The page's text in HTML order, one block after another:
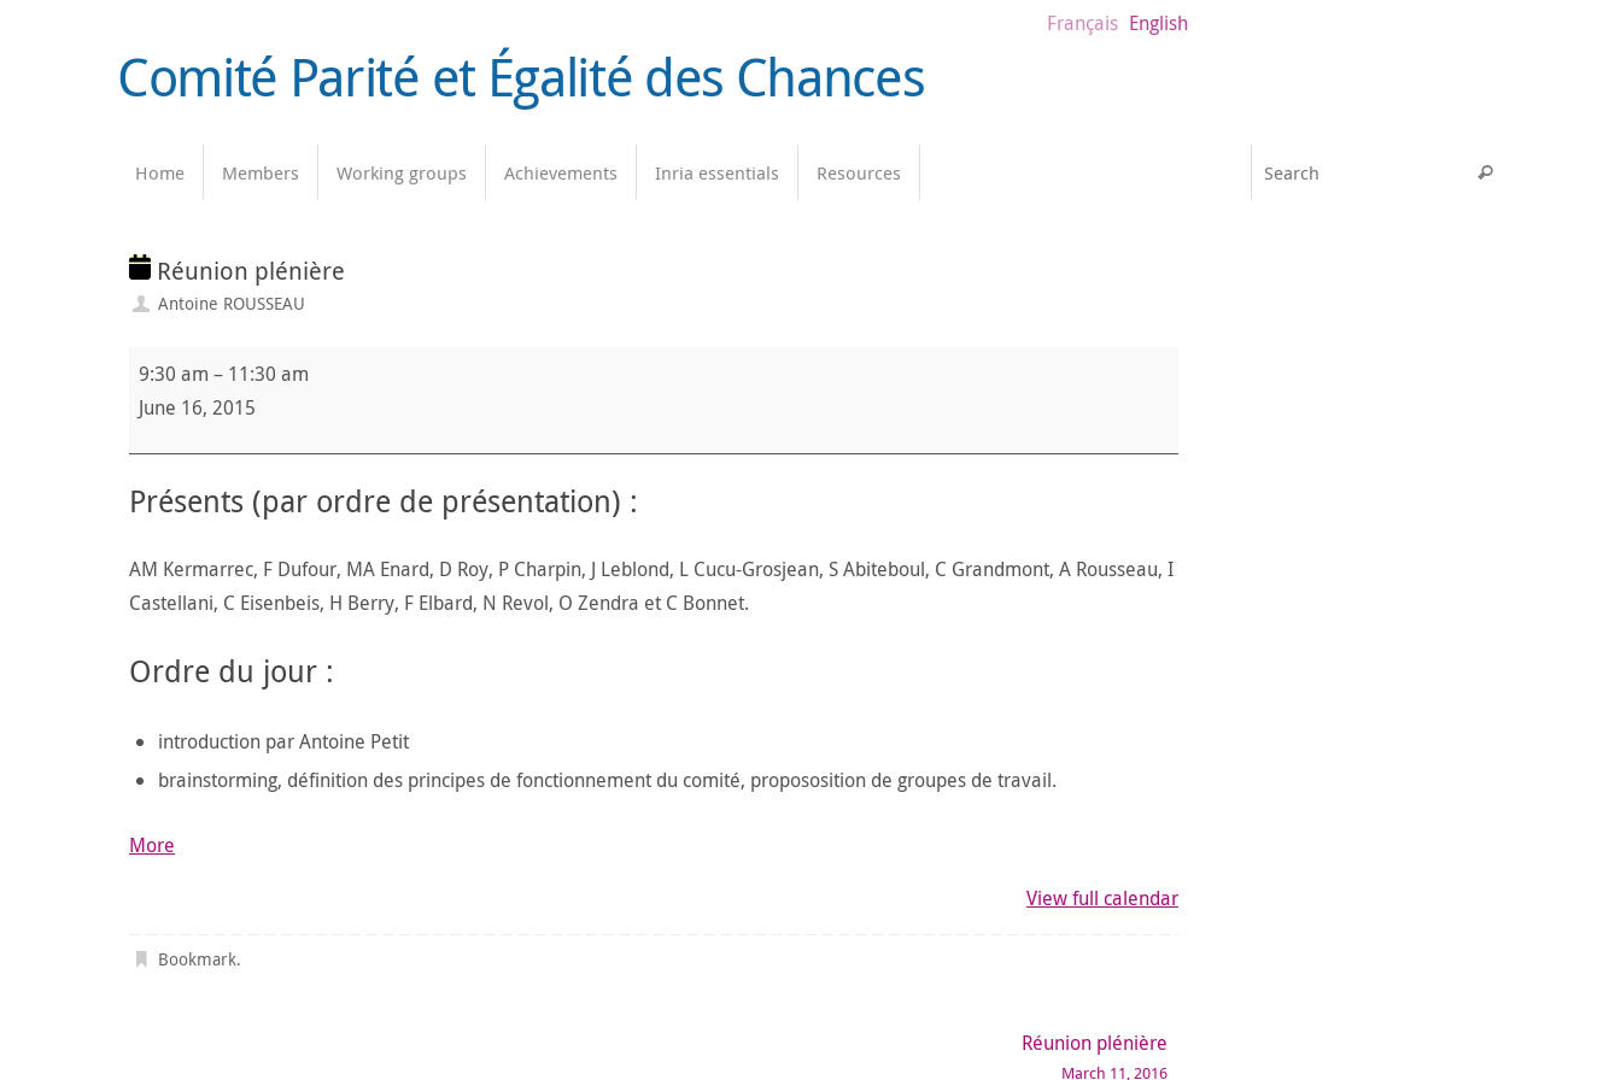
Comité Parité et Égalité des Chances
Français English
Home Members Working groups Achievements Inria essentials Resources Search
Réunion plénière
Antoine ROUSSEAU
Réunion
plénière
9:30 am – 11:30 am
June 16, 2015
Présents (par ordre de présentation) :
AM Kermarrec, F Dufour, MA Enard, D Roy, P Charpin, J Leblond, L Cucu-Grosjean, S Abiteboul, C Grandmont, A Rousseau, I
Castellani, C Eisenbeis, H Berry, F Elbard, N Revol, O Zendra et C Bonnet.
Ordre du jour :
introduction par Antoine Petit
brainstorming, définition des principes de fonctionnement du comité, propososition de groupes de travail.
More
View full calendar
Bookmark.
Réunion plénière
March 11, 2016